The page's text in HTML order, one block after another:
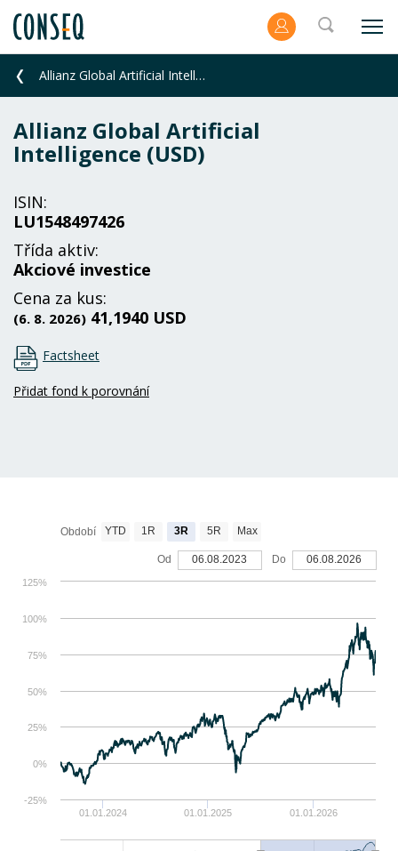
Allianz Global Artificial Intelligence (USD)
Allianz Global Artificial
Intelligence (USD)
ISIN:
LU1548497426
Třída aktiv:
Akciové investice
Cena za kus:
(6. 8. 2026) 41,1940 USD
Factsheet
Přidat fond k porovnání
01.01.2024 01.01.2025 01.01.2026
0%
100%
-25%
25%
50%
75%
125%
Období YTD 1R 3R 5R Max
Od 06.08.2023 Do 06.08.2026